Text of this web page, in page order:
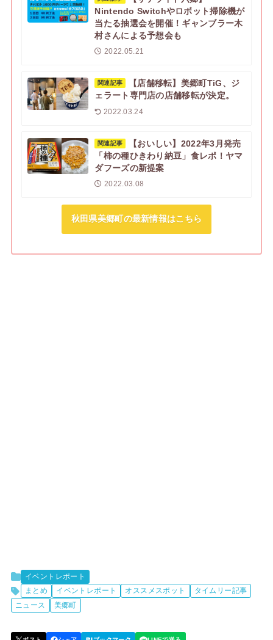
Nintendo Switchやロボット掃除機が
当たる抽選会を開催！ギャンブラー木
村さんによる予想会も
2022.05.21
関連記事
【店舗移転】美郷町TiG、ジ
ェラート専門店の店舗移転が決定。
2022.03.24
関連記事
【おいしい】2022年3月発売
「柿の種ひきわり納豆」食レポ！ヤマ
ダフーズの新提案
2022.03.08
秋田県美郷町の最新情報はこちら
イベントレポート
まとめ
イベントレポート オススメスポット
タイムリー記事
ニュース
美郷町